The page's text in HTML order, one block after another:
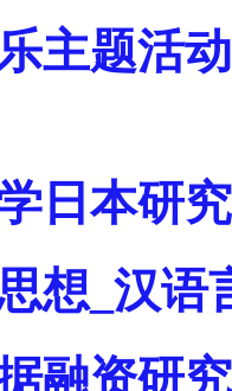
主题活
日本研
想_汉语
融资研